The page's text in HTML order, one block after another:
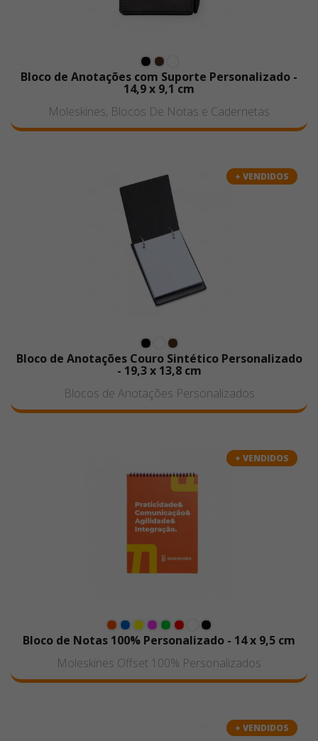
Bloco de Anotações com Suporte Personalizado -
14,9 x 9,1 cm
Moleskines, Blocos De Notas e Cadernetas
+ VENDIDOS
Bloco de Anotações Couro Sintético Personalizado
- 19,3 x 13,8 cm
Blocos de Anotações Personalizados
+ VENDIDOS
Bloco de Notas 100% Personalizado - 14 x 9,5 cm
Moleskines Offset 100% Personalizados
+ VENDIDOS